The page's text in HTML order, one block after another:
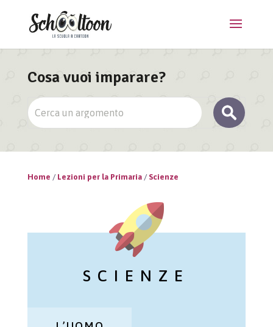
Cosa vuoi imparare?
Home / Lezioni per la Primaria/ Scienze
SCIENZE